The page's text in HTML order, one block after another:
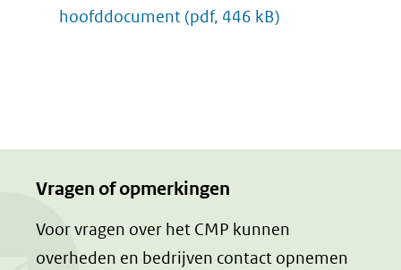
hoofddocument (pdf, 446 kB)
Vragen of opmerkingen
Voor vragen over het CMP kunnen
overheden en bedrijven contact opnemen